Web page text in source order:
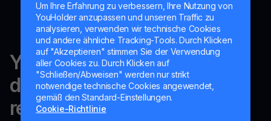
Um Ihre Erfahrung zu verbessern, Ihre Nutzung von
YouHolder anzupassen und unseren Traffic zu
analysieren, verwenden wir technische Cookies
und andere ähnliche Tracking-Tools. Durch Klicken
auf "Akzeptieren" stimmen Sie der Verwendung
aller Cookies zu. Durch Klicken auf
"Schließen/Abweisen" werden nur strikt
notwendige technische Cookies angewendet,
gemäß den Standard-Einstellungen.
Cookie-Richtlinie
YouHodler ist in der Schweiz,
der EU und Argentinien
reguliert.